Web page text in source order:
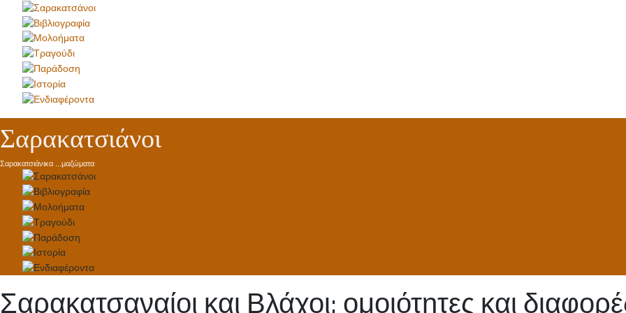
Σαρακατσιάνοι
Σαρακατσιάνικα ...μαζώματα
Σαρακατσαναίοι και Βλάχοι: ομοιότητες και